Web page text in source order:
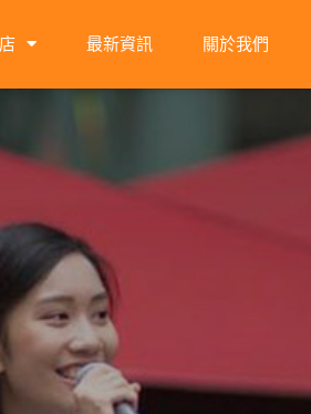
最新資訊 關於我們